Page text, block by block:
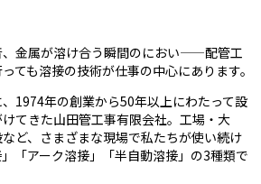
、金属が溶け合う瞬間のにおい——配管工
ても溶接の技術が仕事の中心にあります。
1974年の創業から50年以上にわたって設
てきた山田管工事有限会社。工場・大
ど、さまざまな現場で私たちが使い続け
「アーク溶接」「半自動溶接」の3種類で